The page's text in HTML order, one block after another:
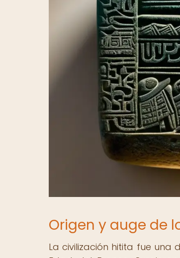
Origen y auge de
La civilización hitita fue una